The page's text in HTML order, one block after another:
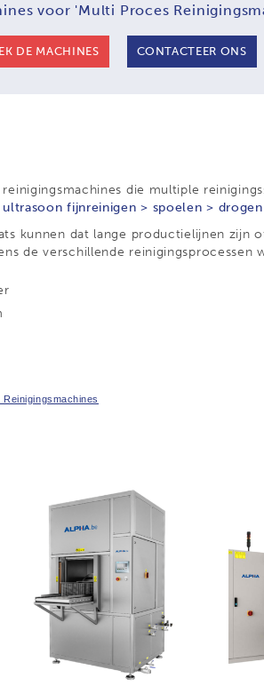
voor 'Multi Proces
DE MACHINES CONTACTEER ONS
die multiple
ultrasoon fijnreinigen > spoelen >
kunnen dat lange productielijnen zijn
de verschillende reinigingsprocessen